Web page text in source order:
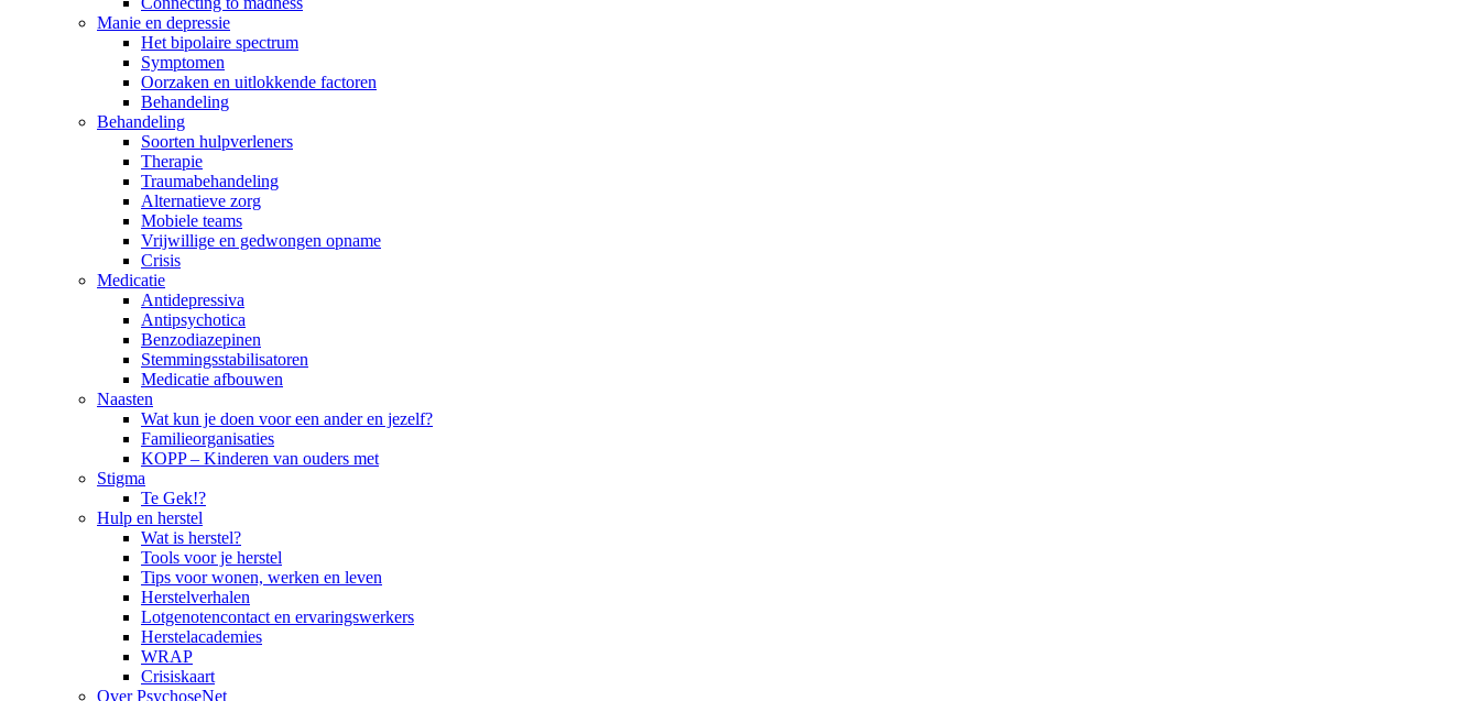
Manie en depressie
Het bipolaire spectrum
Symptomen
Oorzaken en uitlokkende factoren
Behandeling
Behandeling
Soorten hulpverleners
Therapie
Traumabehandeling
Alternatieve zorg
Mobiele teams
Vrijwillige en gedwongen opname
Crisis
Medicatie
Antidepressiva
Antipsychotica
Benzodiazepinen
Stemmingsstabilisatoren
Medicatie afbouwen
Naasten
Wat kun je doen voor een ander en jezelf?
Familieorganisaties
KOPP – Kinderen van ouders met
Stigma
Te Gek!?
Hulp en herstel
Wat is herstel?
Tools voor je herstel
Tips voor wonen, werken en leven
Herstelverhalen
Lotgenotencontact en ervaringswerkers
Herstelacademies
WRAP
Crisiskaart
Over PsychoseNet